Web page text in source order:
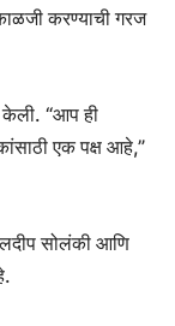
करण्याची गरज
केली. “आप ही
एक पक्ष आहे,”
सोलंकी आणि